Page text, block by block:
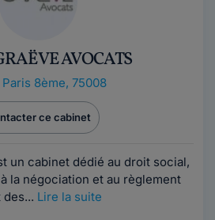
AVOCATS
Paris 8ème, 75008
ce cabinet
un cabinet dédié au droit social,
la négociation et au règlement
Lire la suite